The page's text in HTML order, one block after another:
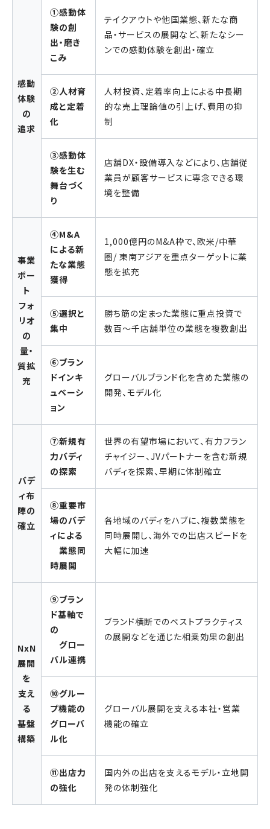
感動
体験
の
追求
①感動体
験の創
出・磨き
こみ
テイクアウトや他国業態、新たな商
品・サービスの展開など、新たなシー
ンでの感動体験を創出・確立
②人材育
成と定着
化
人材投資、定着率向上による中長期
的な売上理論値の引上げ、費用の抑
制
③感動体
験を生む
舞台づく
り
店舗DX・設備導入などにより、店舗従
業員が顧客サービスに専念できる環
境を整備
事業
ポー
ト
フォ
リオ
の
量・
質拡
充
④M&A
による新
たな業態
獲得
1,000億円のM&A枠で、欧米/中華
圏/ 東南アジアを重点ターゲットに業
態を拡充
⑤選択と
集中
勝ち筋の定まった業態に重点投資で
数百～千店舗単位の業態を複数創出
⑥ブラン
ドインキ
ュベーシ
ョン
グローバルブランド化を含めた業態の
開発、モデル化
バデ
ィ布
陣の
確立
⑦新規有
力バディ
の探索
世界の有望市場において、有力フラン
チャイジー、JVパートナーを含む新規
バディを探索、早期に体制確立
⑧重要市
場のバデ
ィによる
業態同
時展開
各地域のバディをハブに、複数業態を
同時展開し、海外での出店スピードを
大幅に加速
NxN
展開
を
支え
る
基盤
構築
⑨ブラン
ド基軸で
の
グロー
バル連携
ブランド横断でのベストプラクティス
の展開などを通じた相乗効果の創出
⑩グルー
プ機能の
グローバ
ル化
グローバル展開を支える本社・営業
機能の確立
⑪出店力
の強化
国内外の出店を支えるモデル・立地開
発の体制強化